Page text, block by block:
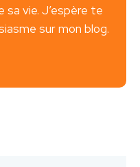
sa vie. J’espère te
sur mon blog.